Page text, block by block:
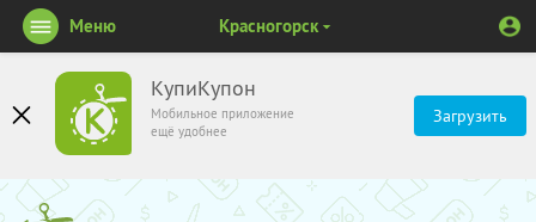
КупиКупон
Мобильное приложение
ещё удобнее
Загрузить
Меню Красногорск